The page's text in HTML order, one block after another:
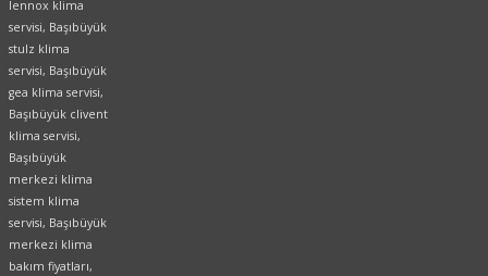
lennox klima
servisi, Başıbüyük
stulz klima
servisi, Başıbüyük
gea klima servisi,
Başıbüyük clivent
klima servisi,
Başıbüyük
merkezi klima
sistem klima
servisi, Başıbüyük
merkezi klima
bakım fiyatları,